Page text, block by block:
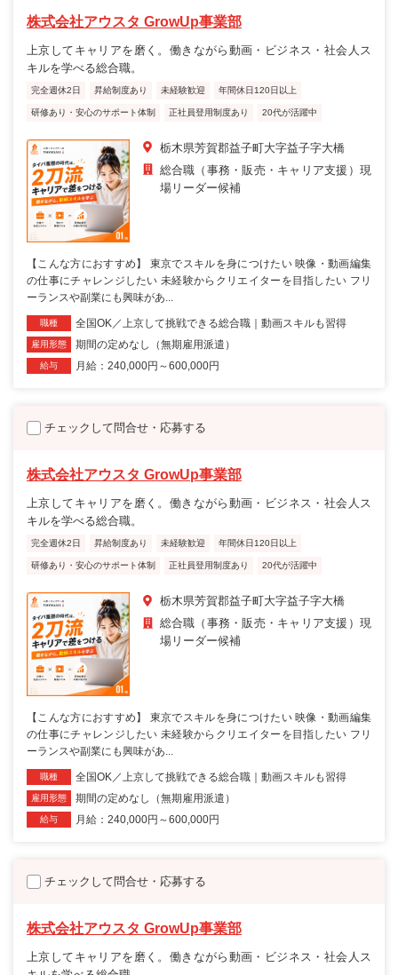
株式会社アウスタ GrowUp事業部
上京してキャリアを磨く。働きながら動画・ビジネス・社会人ス
キルを学べる総合職。
完全週休2日 昇給制度あり 未経験歓迎 年間休日120日以上
研修あり・安心のサポート体制 正社員登用制度あり 20代が活躍中
栃木県芳賀郡益子町大字益子字大橋
総合職（事務・販売・キャリア支援）現
場リーダー候補
【こんな方におすすめ】 東京でスキルを身につけたい 映像・動画編集
の仕事にチャレンジしたい 未経験からクリエイターを目指したい フリ
ーランスや副業にも興味があ...
職種 全国OK／上京して挑戦できる総合職｜動画スキルも習得
雇用形態 期間の定めなし（無期雇用派遣）
給与 月給：240,000円～600,000円
チェックして問合せ・応募する
株式会社アウスタ GrowUp事業部
上京してキャリアを磨く。働きながら動画・ビジネス・社会人ス
キルを学べる総合職。
完全週休2日 昇給制度あり 未経験歓迎 年間休日120日以上
研修あり・安心のサポート体制 正社員登用制度あり 20代が活躍中
栃木県芳賀郡益子町大字益子字大橋
総合職（事務・販売・キャリア支援）現
場リーダー候補
【こんな方におすすめ】 東京でスキルを身につけたい 映像・動画編集
の仕事にチャレンジしたい 未経験からクリエイターを目指したい フリ
ーランスや副業にも興味があ...
職種 全国OK／上京して挑戦できる総合職｜動画スキルも習得
雇用形態 期間の定めなし（無期雇用派遣）
給与 月給：240,000円～600,000円
チェックして問合せ・応募する
株式会社アウスタ GrowUp事業部
上京してキャリアを磨く。働きながら動画・ビジネス・社会人ス